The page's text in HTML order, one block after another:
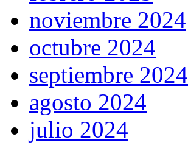
noviembre 2024
octubre 2024
septiembre 2024
agosto 2024
julio 2024